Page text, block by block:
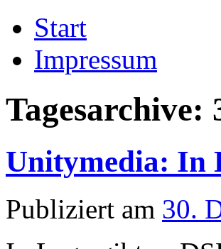
Start
Impressum
Tagesarchive:
Unitymedia: In
Publiziert am 30.